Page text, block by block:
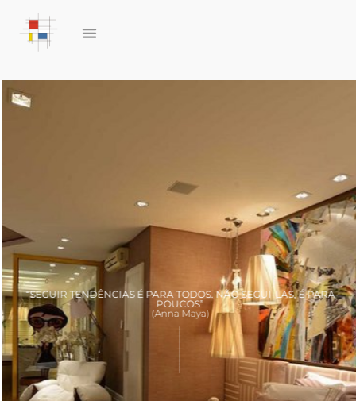
(Anna Maya)
“SEGUIR TENDÊNCIAS É PARA TODOS. NÃO SEGUI-LAS, É PARA
POUCOS”